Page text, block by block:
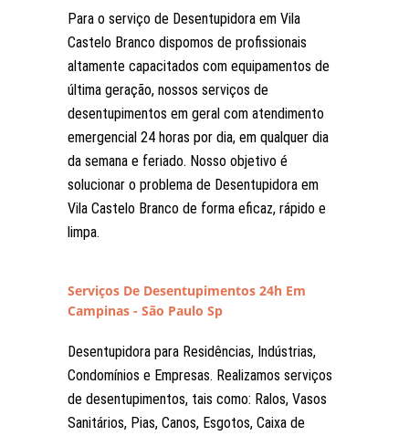
Para o serviço de Desentupidora em Vila
Castelo Branco dispomos de profissionais
altamente capacitados com equipamentos de
última geração, nossos serviços de
desentupimentos em geral com atendimento
emergencial 24 horas por dia, em qualquer dia
da semana e feriado. Nosso objetivo é
solucionar o problema de Desentupidora em
Vila Castelo Branco de forma eficaz, rápido e
limpa.
Serviços De Desentupimentos 24h Em
Campinas - São Paulo Sp
Desentupidora para Residências, Indústrias,
Condomínios e Empresas. Realizamos serviços
de desentupimentos, tais como: Ralos, Vasos
Sanitários, Pias, Canos, Esgotos, Caixa de